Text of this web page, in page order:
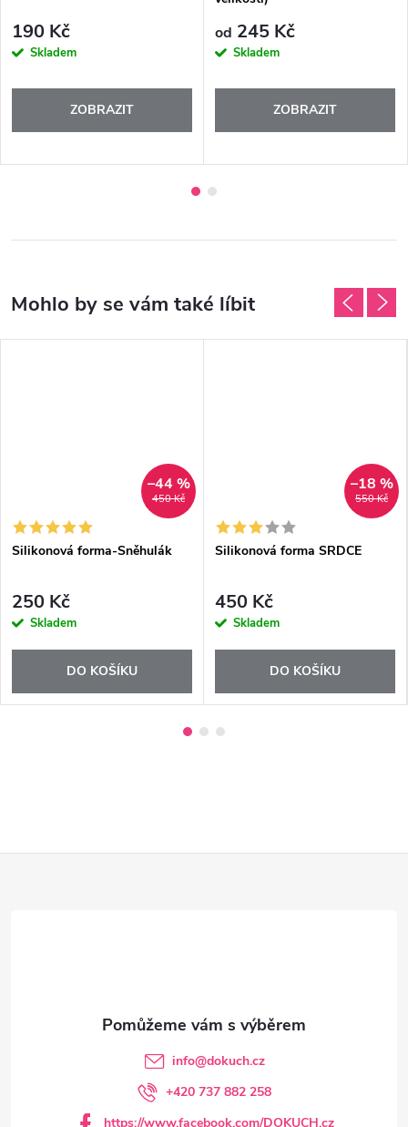
190 Kč
Skladem
ZOBRAZIT
od 245 Kč
Skladem
ZOBRAZIT
450 Kč
–44 %
Silikonová forma-Sněhulák
250 Kč
Skladem
DO KOŠÍKU
550 Kč
–18 %
Silikonová forma SRDCE
450 Kč
Skladem
DO KOŠÍKU
info@dokuch.cz
+420 737 882 258
https://www.facebook.com/DOKUCH.cz